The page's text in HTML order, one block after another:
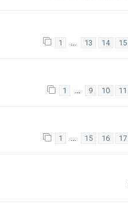
1 13 14 15
1 9 10 11
1 15 16 17